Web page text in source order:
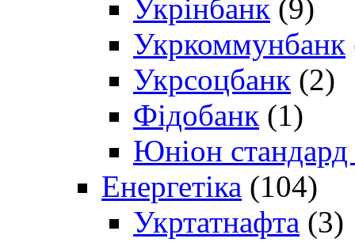
Укрінбанк (9)
Укркоммунбанк
Укрсоцбанк (2)
Фідобанк (1)
Юніон стандард
Енергетіка (104)
Укртатнафта (3)